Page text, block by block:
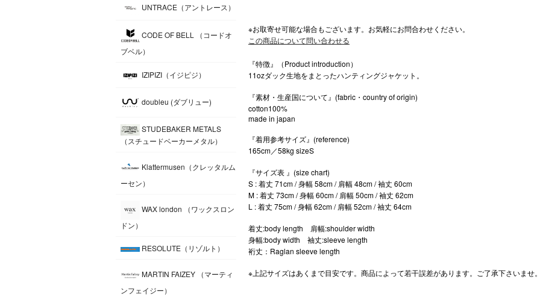
UNTRACE（アントレース）
CODE OF BELL （コードオ
ブベル）
IZIPIZI（イジピジ）
doubleu (ダブリュー)
STUDEBAKER METALS
（スチュードベーカーメタル）
Klattermusen（クレッタルム
ーセン）
WAX london （ワックスロン
ドン）
RESOLUTE（リゾルト）
MARTIN FAIZEY （マーティ
ンフェイジー）
※お取寄せ可能な場合もございます。お気軽にお問合わせください。
この商品について問い合わせる
『特徴』（Product introduction）
11ozダック生地をまとったハンティングジャケット。
『素材・生産国について』(fabric・country of origin)
cotton100%
made in japan
『着用参考サイズ』(reference)
165cm／58kg sizeS
『サイズ表 』(size chart)
S : 着丈 71cm / 身幅 58cm / 肩幅 48cm / 袖丈 60cm
M : 着丈 73cm / 身幅 60cm / 肩幅 50cm / 袖丈 62cm
L : 着丈 75cm / 身幅 62cm / 肩幅 52cm / 袖丈 64cm
着丈:body length 肩幅:shoulder width
身幅:body width 袖丈:sleeve length
裄丈：Raglan sleeve length
※上記サイズはあくまで目安です。商品によって若干誤差があります。ご了承下さいませ